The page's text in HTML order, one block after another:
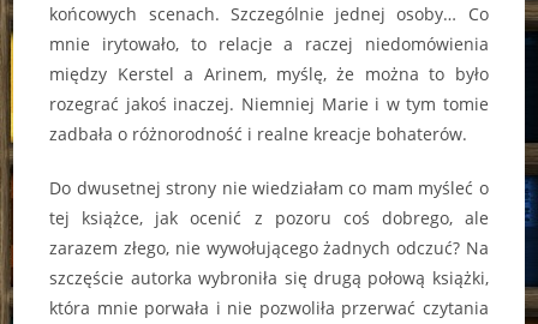
końcowych scenach. Szczególnie jednej osoby… Co
mnie irytowało, to relacje a raczej niedomówienia
między Kerstel a Arinem, myślę, że można to było
rozegrać jakoś inaczej. Niemniej Marie i w tym tomie
zadbała o różnorodność i realne kreacje bohaterów.
Do dwusetnej strony nie wiedziałam co mam myśleć o
tej książce, jak ocenić z pozoru coś dobrego, ale
zarazem złego, nie wywołującego żadnych odczuć? Na
szczęście autorka wybroniła się drugą połową książki,
która mnie porwała i nie pozwoliła przerwać czytania